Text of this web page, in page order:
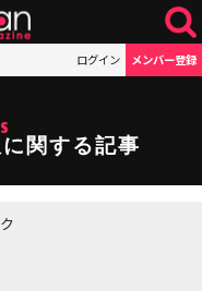
ログイン メンバー登録
関する記事